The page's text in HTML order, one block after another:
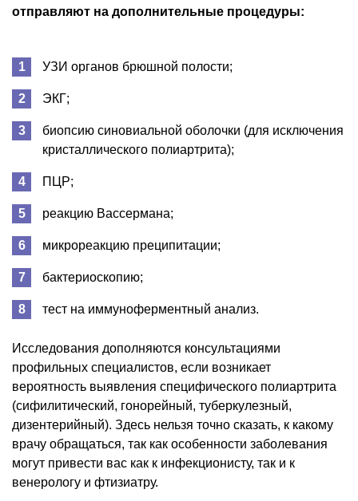
отправляют на дополнительные процедуры:
УЗИ органов брюшной полости;
ЭКГ;
биопсию синовиальной оболочки (для исключения
кристаллического полиартрита);
ПЦР;
реакцию Вассермана;
микрореакцию преципитации;
бактериоскопию;
тест на иммуноферментный анализ.
Исследования дополняются консультациями
профильных специалистов, если возникает
вероятность выявления специфического полиартрита
(сифилитический, гонорейный, туберкулезный,
дизентерийный). Здесь нельзя точно сказать, к какому
врачу обращаться, так как особенности заболевания
могут привести вас как к инфекционисту, так и к
венерологу и фтизиатру.